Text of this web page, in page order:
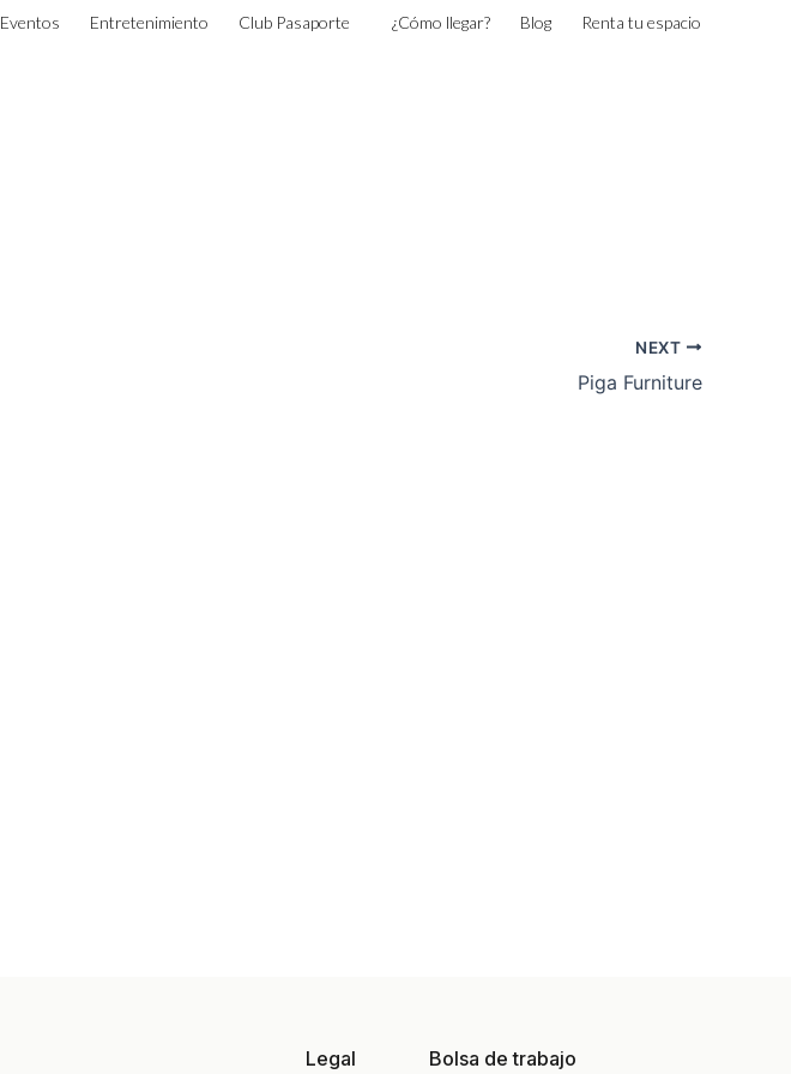
Eventos Entretenimiento Club Pasaporte ¿Cómo llegar? Blog Renta tu espacio
NEXT
Piga Furniture
Legal Bolsa de trabajo